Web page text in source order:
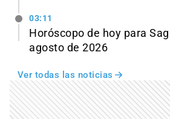
03:11
Horóscopo de hoy para
agosto de 2026
Ver todas las noticias